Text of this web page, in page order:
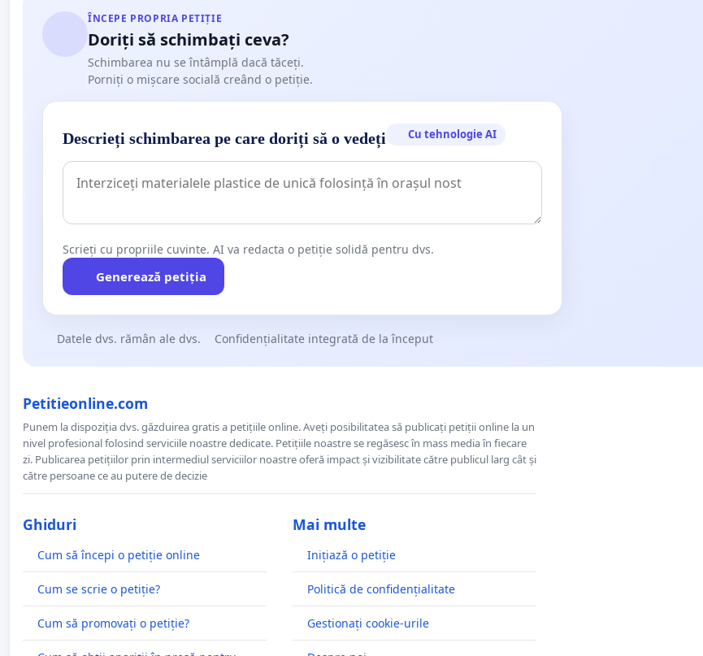
ÎNCEPE PROPRIA PETIȚIE
Doriți să schimbați ceva?
Schimbarea nu se întâmplă dacă tăceți.
Porniți o mișcare socială creând o petiție.
Descrieți schimbarea pe care doriți să o vedeți Cu tehnologie AI
Scrieți cu propriile cuvinte. AI va redacta o petiție solidă pentru dvs.
Generează petiția
Datele dvs. rămân ale dvs. Confidențialitate integrată de la început
Petitieonline.com
Punem la dispoziția dvs. găzduirea gratis a petițiile online. Aveți posibilitatea să publicați petiții online la un
nivel profesional folosind serviciile noastre dedicate. Petițiile noastre se regăsesc în mass media în fiecare
zi. Publicarea petițiilor prin intermediul serviciilor noastre oferă impact și vizibilitate către publicul larg cât și
către persoane ce au putere de decizie
Ghiduri
Cum să începi o petiție online
Cum se scrie o petiție?
Cum să promovați o petiție?
Mai multe
Inițiază o petiție
Politică de confidențialitate
Gestionați cookie-urile